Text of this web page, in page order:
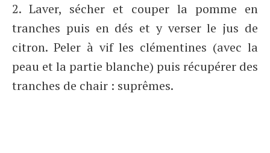
2. Laver, sécher et couper la pomme en
tranches puis en dés et y verser le jus de
citron. Peler à vif les clémentines (avec la
peau et la partie blanche) puis récupérer des
tranches de chair : suprêmes.